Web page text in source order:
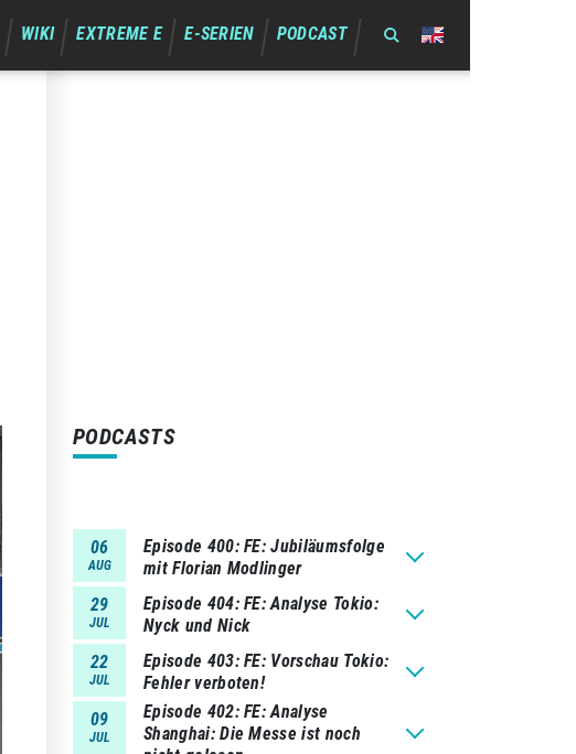
WIKI EXTREME E E-SERIEN PODCAST
PODCASTS
06
AUG
Episode 400 FE: Jubiläumsfolge
mit Florian Modlinger
29
JUL
Episode 404 FE: Analyse Tokio:
Nyck und Nick
22
JUL
Episode 403 FE: Vorschau Tokio:
Fehler verboten!
09
JUL
Episode 402 FE: Analyse
Shanghai: Die Messe ist noch